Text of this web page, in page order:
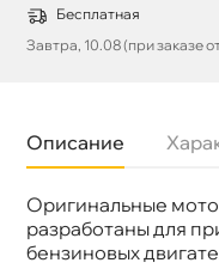
Бесплатная
Завтра, 10.08 (при заказе
Описание
Оригинальные
разработаны для
ензиновых
язкость
Бренд
Тип масла
Спецификации
API